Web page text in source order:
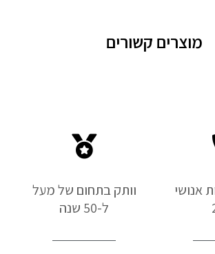
מוצרים קשורים
אנושי
וותק בתחום של מעל
ל-50 שנה